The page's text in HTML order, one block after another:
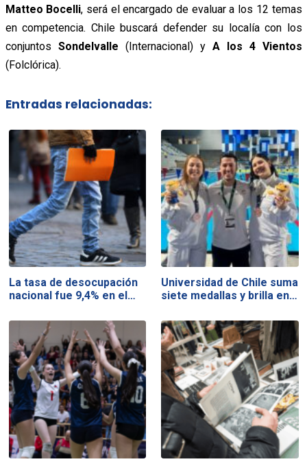
Matteo Bocelli, será el encargado de evaluar a los 12 temas
en competencia. Chile buscará defender su localía con los
conjuntos Sondelvalle (Internacional) y A los 4 Vientos
(Folclórica).
Entradas relacionadas:
La tasa de desocupación
nacional fue 9,4% en el…
Universidad de Chile suma
siete medallas y brilla en…